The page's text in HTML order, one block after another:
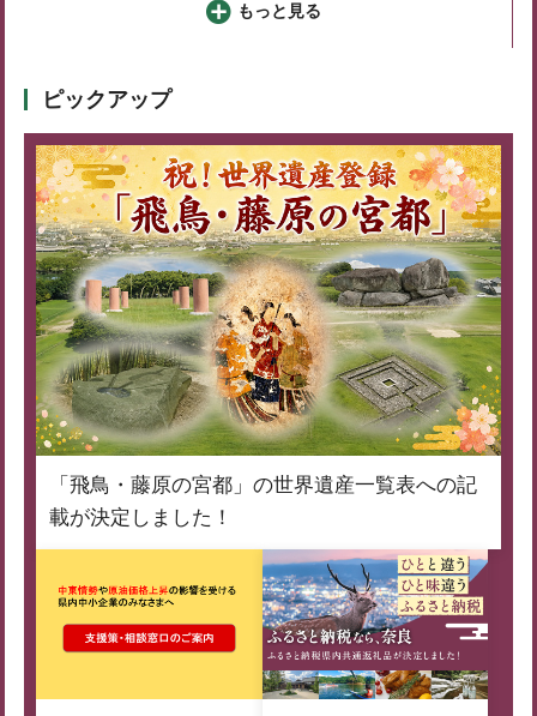
もっと見る
ピックアップ
「飛鳥・藤原の宮都」の世界遺産一覧表への記
載が決定しました！